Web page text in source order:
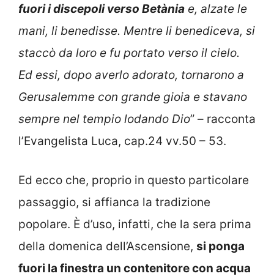
fuori i discepoli verso Betània e, alzate le
mani, li benedisse. Mentre li benediceva, si
staccò da loro e fu portato verso il cielo.
Ed essi, dopo averlo adorato, tornarono a
Gerusalemme con grande gioia e stavano
sempre nel tempio lodando Dio” – racconta
l’Evangelista Luca, cap.24 vv.50 – 53.
Ed ecco che, proprio in questo particolare
passaggio, si affianca la tradizione
popolare. È d’uso, infatti, che la sera prima
della domenica dell’Ascensione, si ponga
fuori la finestra un contenitore con acqua